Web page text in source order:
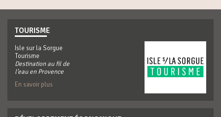
TOURISME
Isle sur la Sorgue
Tourisme
Destination au fil de
l'eau en Provence
En savoir plus